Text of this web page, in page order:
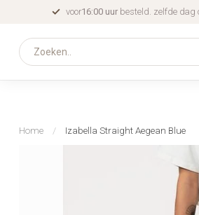
voor16:00 uur besteld. zelfde dag
Home / Izabella Straight Aegean Blue